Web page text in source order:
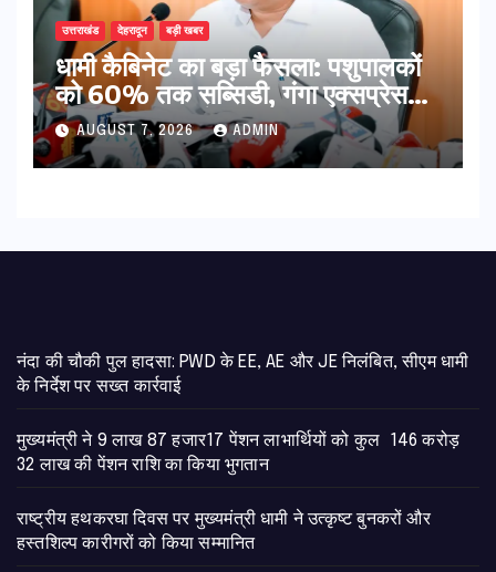
उत्तराखंड देहरादून बड़ी खबर
​धामी कैबिनेट का बड़ा फैसला: पशुपालकों
को 60% तक सब्सिडी, गंगा एक्सप्रेसवे
का हरिद्वार तक होगा विस्तार
AUGUST 7, 2026 ADMIN
नंदा की चौकी पुल हादसा: PWD के EE, AE और JE निलंबित, सीएम धामी
के निर्देश पर सख्त कार्रवाई
मुख्यमंत्री ने 9 लाख 87 हजार17 पेंशन लाभार्थियों को कुल 146 करोड़
32 लाख की पेंशन राशि का किया भुगतान
राष्ट्रीय हथकरघा दिवस पर मुख्यमंत्री धामी ने उत्कृष्ट बुनकरों और
हस्तशिल्प कारीगरों को किया सम्मानित